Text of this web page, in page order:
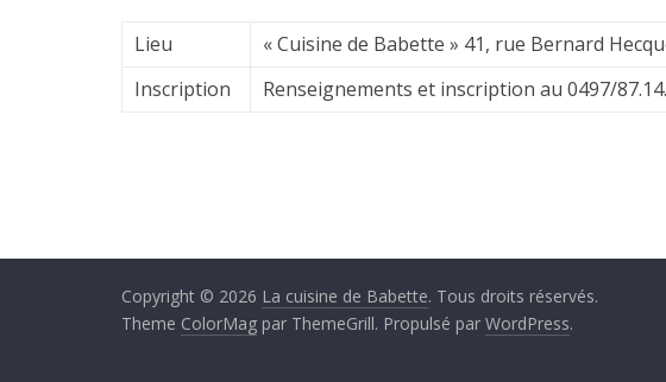
Lieu
« Cuisine de Babette » 41, rue Bernard
Inscription
Renseignements et inscription au 0497/
Copyright © 2026 La cuisine de Babette. Tous droits réservés.
Theme ColorMag par ThemeGrill. Propulsé par WordPress.